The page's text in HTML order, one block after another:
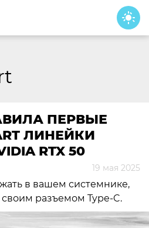
ПЕРВЫЕ
ЛИНЕЙКИ
RTX 50
19 мая 2025
в вашем системнике,
своим разъемом Type-C.